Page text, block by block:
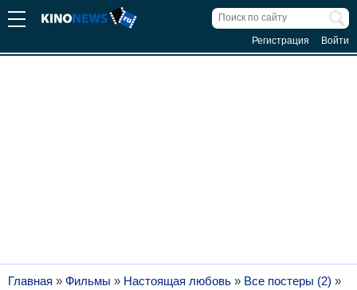
Регистрация Войти
Главная » Фильмы » Настоящая любовь » Все постеры (2) »